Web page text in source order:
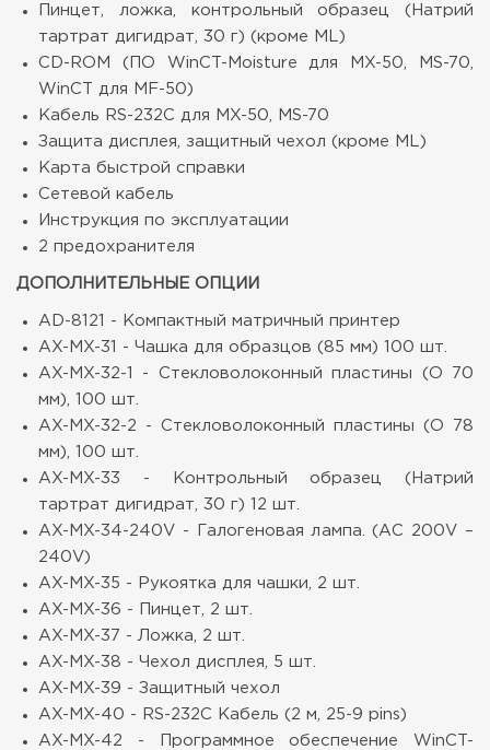
Пинцет, ложка, контрольный образец (Натрий
тартрат дигидрат, 30 г) (кроме ML)
CD-ROM (ПО WinCT-Moisture для MX-50, MS-70,
WinCT для MF-50)
Кабель RS-232C для MX-50, MS-70
Защита дисплея, защитный чехол (кроме ML)
Карта быстрой справки
Сетевой кабель
Инструкция по эксплуатации
2 предохранителя
ДОПОЛНИТЕЛЬНЫЕ ОПЦИИ
AD-8121 - Компактный матричный принтер
AX-MX-31 - Чашка для образцов (85 мм) 100 шт.
AX-MX-32-1 - Стекловолоконный пластины (O 70
мм), 100 шт.
AX-MX-32-2 - Стекловолоконный пластины (O 78
мм), 100 шт.
AX-MX-33 - Контрольный образец (Натрий
тартрат дигидрат, 30 г) 12 шт.
AX-MX-34-240V - Галогеновая лампа. (АС 200V –
240V)
AX-MX-35 - Рукоятка для чашки, 2 шт.
AX-MX-36 - Пинцет, 2 шт.
AX-MX-37 - Ложка, 2 шт.
AX-MX-38 - Чехол дисплея, 5 шт.
AX-MX-39 - Защитный чехол
AX-MX-40 - RS-232C Кабель (2 м, 25-9 pins)
AX-MX-42 - Программное обеспечение WinCT-